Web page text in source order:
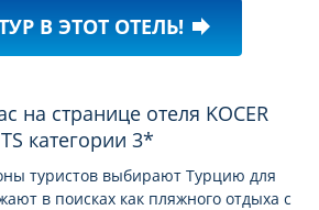
В ЭТОТ ОТЕЛЬ! forward
категории 3*
туристов выбирают Турцию для
в поисках как пляжного отдыха с